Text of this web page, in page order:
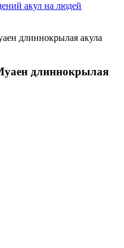
акул на людей
длиннокрылая акула
длиннокрылая